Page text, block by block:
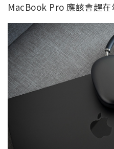
MacBook Pro 應該會趕在